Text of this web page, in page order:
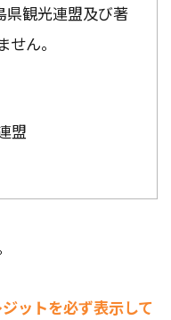
県観光連盟及び著
ん。
盟
ットを必ず表示して